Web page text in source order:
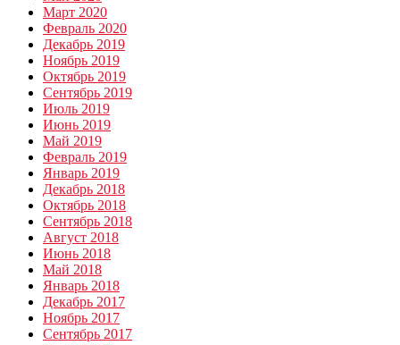
Март 2020
Февраль 2020
Декабрь 2019
Ноябрь 2019
Октябрь 2019
Сентябрь 2019
Июль 2019
Июнь 2019
Май 2019
Февраль 2019
Январь 2019
Декабрь 2018
Октябрь 2018
Сентябрь 2018
Август 2018
Июнь 2018
Май 2018
Январь 2018
Декабрь 2017
Ноябрь 2017
Сентябрь 2017